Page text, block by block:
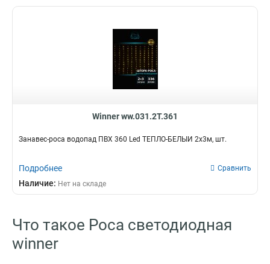
Winner ww.031.2T.361
Занавес-роса водопад ПВХ 360 Led ТЕПЛО-БЕЛЫЙ 2х3м, шт.
Подробнее Сравнить
Наличие: Нет на складе
Что такое Роса светодиодная
winner